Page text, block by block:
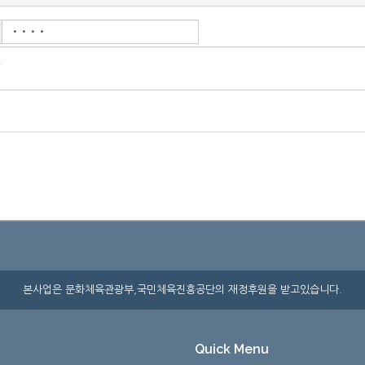
본사업은 문화체육관광부,국민체육진흥공단의 재정후원을 받고있습니다.
Quick Menu